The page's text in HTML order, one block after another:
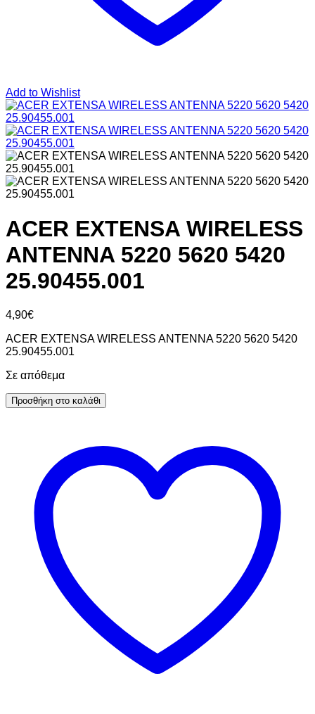
Add to Wishlist
ACER EXTENSA WIRELESS
ANTENNA 5220 5620 5420
25.90455.001
4,90€
ACER EXTENSA WIRELESS ANTENNA 5220 5620 5420
25.90455.001
Σε απόθεμα
Προσθήκη στο καλάθι